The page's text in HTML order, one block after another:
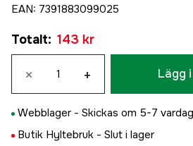
EAN: 7391883099025
Totalt: 143 kr
× + Lägg
Webblager - Skickas om 5-7
Butik Hyltebruk - Slut i lager